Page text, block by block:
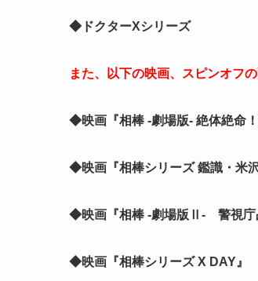
◆ドクターXシリーズ
また、以下の映画、スピンオフ
◆映画『相棒 -劇場版- 絶体絶命
◆映画『相棒シリーズ 鑑識・米沢
◆映画『相棒 -劇場版Ⅱ- 警視庁
◆映画『相棒シリーズ X DAY』